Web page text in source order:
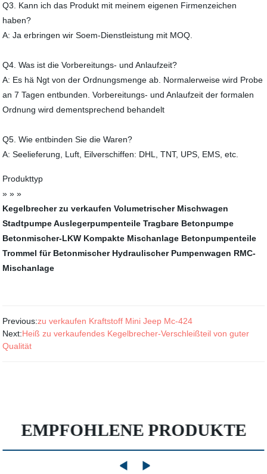
Q3. Kann ich das Produkt mit meinem eigenen Firmenzeichen
haben?
A: Ja erbringen wir Soem-Dienstleistung mit MOQ.
Q4. Was ist die Vorbereitungs- und Anlaufzeit?
A: Es hä Ngt von der Ordnungsmenge ab. Normalerweise wird Probe
an 7 Tagen entbunden. Vorbereitungs- und Anlaufzeit der formalen
Ordnung wird dementsprechend behandelt
Q5. Wie entbinden Sie die Waren?
A: Seelieferung, Luft, Eilverschiffen: DHL, TNT, UPS, EMS, etc.
Produkttyp
» » »
Kegelbrecher zu verkaufen Volumetrischer Mischwagen
Stadtpumpe Auslegerpumpenteile Tragbare Betonpumpe
Betonmischer-LKW Kompakte Mischanlage Betonpumpenteile
Trommel für Betonmischer Hydraulischer Pumpenwagen RMC-
Mischanlage
Previous:zu verkaufen Kraftstoff Mini Jeep Mc-424
Next:Heiß zu verkaufendes Kegelbrecher-Verschleißteil von guter
Qualität
EMPFOHLENE PRODUKTE